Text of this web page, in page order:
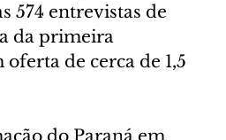
574 entrevistas de
da primeira
de cerca de 1,5
do Paraná em